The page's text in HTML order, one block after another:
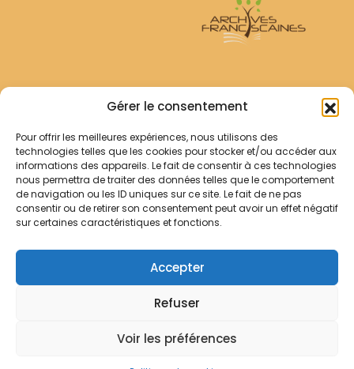
Gérer le consentement
Pour offrir les meilleures expériences, nous utilisons des
technologies telles que les cookies pour stocker et/ou accéder aux
informations des appareils. Le fait de consentir à ces technologies
nous permettra de traiter des données telles que le comportement
de navigation ou les ID uniques sur ce site. Le fait de ne pas
consentir ou de retirer son consentement peut avoir un effet négatif
sur certaines caractéristiques et fonctions.
Accepter
Refuser
Voir les préférences
Archives Franciscaines
RECHERCHER
Comment chercher ?
Les archives
Notre démarche
Contact